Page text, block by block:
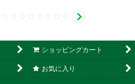
ショッピングカート
お気に入り